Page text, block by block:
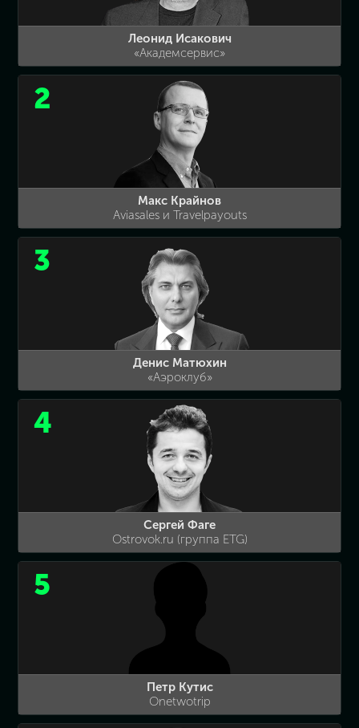
Леонид Исакович
«Академсервис»
2
Макс Крайнов
Aviasales и Travelpayouts
3
Денис Матюхин
«Аэроклуб»
4
Сергей Фаге
Ostrovok.ru (группа ETG)
5
Петр Кутис
Onetwotrip